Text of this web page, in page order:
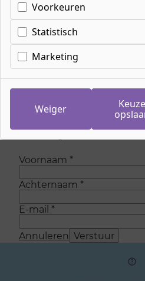
Inschrijven
timmerman
Op dit moment zijn is er
mee te lopen bij de
gerust, we voegen
toe. Laat je gegevens
Voornaam *
Achternaam *
E-mail *
Annuleren Verstuur
Voorkeuren
Statistisch
Marketing
Weiger
Keuze